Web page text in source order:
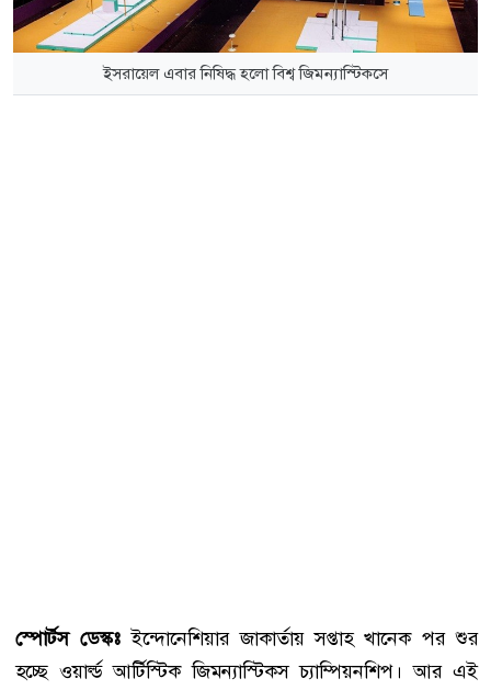
ইসরায়েল এবার নিষিদ্ধ হলো বিশ্ব জিমন্যাস্টিকসে
স্পোর্টস ডেস্কঃইন্দোনেশিয়ার জাকার্তায় সপ্তাহ খানেক পর শুর
হচ্ছে ওয়ার্ল্ড আর্টিস্টিক জিমন্যাস্টিকস চ্যাম্পিয়নশিপ। আর এই